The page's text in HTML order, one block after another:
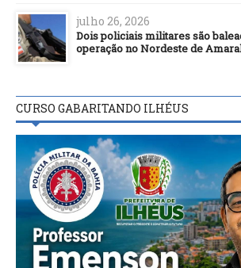
julho 26, 2026
Dois policiais militares são
operação no Nordeste de
CURSO GABARITANDO ILHÉUS